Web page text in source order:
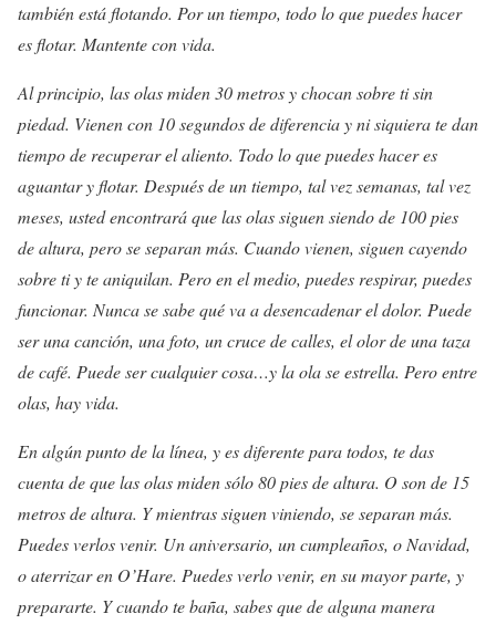
también está flotando. Por un tiempo, todo lo que puedes hacer
es flotar. Mantente con vida.
Al principio, las olas miden 30 metros y chocan sobre ti sin
piedad. Vienen con 10 segundos de diferencia y ni siquiera te dan
tiempo de recuperar el aliento. Todo lo que puedes hacer es
aguantar y flotar. Después de un tiempo, tal vez semanas, tal vez
meses, usted encontrará que las olas siguen siendo de 100 pies
de altura, pero se separan más. Cuando vienen, siguen cayendo
sobre ti y te aniquilan. Pero en el medio, puedes respirar, puedes
funcionar. Nunca se sabe qué va a desencadenar el dolor. Puede
ser una canción, una foto, un cruce de calles, el olor de una taza
de café. Puede ser cualquier cosa…y la ola se estrella. Pero entre
olas, hay vida.
En algún punto de la línea, y es diferente para todos, te das
cuenta de que las olas miden sólo 80 pies de altura. O son de 15
metros de altura. Y mientras siguen viniendo, se separan más.
Puedes verlos venir. Un aniversario, un cumpleaños, o Navidad,
o aterrizar en O’Hare. Puedes verlo venir, en su mayor parte, y
prepararte. Y cuando te baña, sabes que de alguna manera